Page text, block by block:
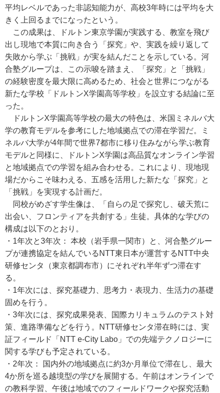
平均レベルであった非認知能力が、高校3年時には平均を大
きく上回るまでになったという。
この成果は、ドルトン東京学園が実践する、教室を飛び
出し現地で本質に向き合う「探究」や、実践を繰り返して
失敗から学ぶ「挑戦」が実を結んだことを示している。河
合塾グループは、この示唆を踏まえ、「探究」と「挑戦」
の経験密度を最大限に高めるため、社会と世界につながる
新たな学校「ドルトンX学園高等学校」を設立する結論に至
った。
ドルトンX学園高等学校の最大の特色は、米国ミネルバ大
学の教育モデルを参考にした地域拠点での滞在学習だ。ミ
ネルバ大学が4年間で世界7都市に移り住みながら学ぶ教育
モデルと同様に、ドルトンX学園は高品質なオンライン学習
と地域拠点での学習を組み合わせる。これにより、現地現
場だからこそ味わえる、五感を活用した新たな「探究」と
「挑戦」を実現する計画だ。
同校がめざす学生像は、「自らの足で探究し、破天荒に
出会い、フロンティアを共創する」生徒。具体的な学びの
構成は以下のとおり。
・1年次と3年次： 本校（岩手県一関市）と、河合塾グルー
プが連携協定を結んでいるNTT東日本が運営するNTT中央
研修センタ（東京都調布市）にそれぞれ半年ずつ滞在す
る。
・1年次には、探究基礎力、思考力・表現力、生活力の基礎
固めを行う。
・3年次には、探究成果発表、国際カリキュラムのテスト対
策、進路準備などを行う。NTT研修センタ滞在時には、実
証フィールド「NTT e-City Labo」での先端テクノロジーに
関する学びも予定されている。
・2年次： 国内外の地域拠点に約3か月単位で滞在し、最大
4か所を巡る越境型の学びを展開する。午前はオンラインで
の教科学習、午後は地域でのフィールドワークや探究活動